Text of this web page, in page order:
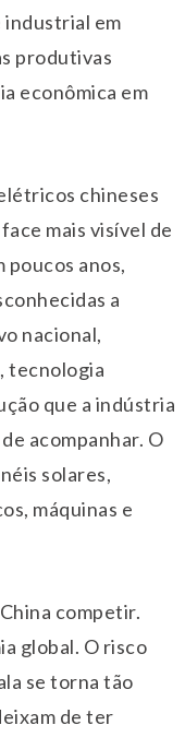
industrial em
produtivas
econômica em
chineses
mais visível de
poucos anos,
a
nacional,
tecnologia
que a indústria
acompanhar. O
solares,
máquinas e
competir.
global. O risco
se torna tão
de ter